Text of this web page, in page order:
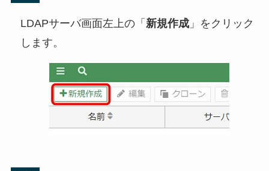
LDAPサーバ画面左上の「 新規作成」をクリック
します。